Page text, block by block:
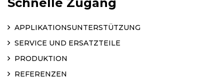
APPLIKATIONSUNTERSTÜTZUNG
SERVICE UND ERSATZTEILE
PRODUKTION
REFERENZEN